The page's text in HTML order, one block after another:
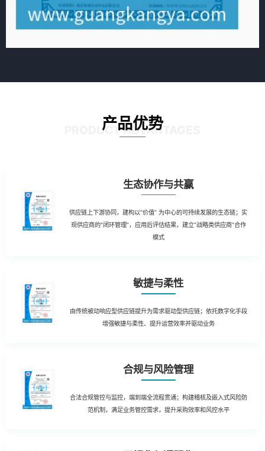
产品优势
PRODUCT ADVANTAGES
生态协作与共赢
供应链上下游协同，建构以“价值” 为中心的可持续发展的生态链；实
现供应商的“闭环管理”，应用后评估结果，建立“战略类供应商”合作
模式
敏捷与柔性
由传统被动响应型供应链提升为需求驱动型供应链；依托数字化手段
增强敏捷与柔性、提升运营效率并驱动业务
合规与风险管理
合法合规管控与监控，端到端全流程贯通；构建稽核及嵌入式风险防
范机制，满足业务管控需求，提升采购效率和风控水平